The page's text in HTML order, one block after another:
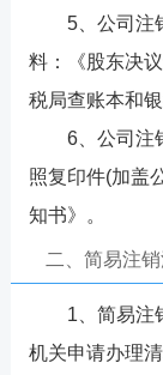
5、公司注
料：《股东决
税局查账本和
6、公司注
照复印件(加盖
知书》。
二、简易注
1、简易注
机关申请办理